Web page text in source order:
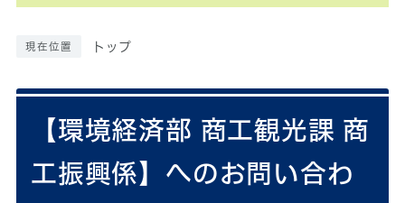
現在位置 トップ
【環境経済部 商工観光課 商
工振興係】へのお問い合わ